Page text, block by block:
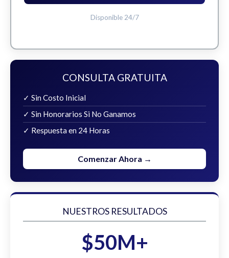
Disponible 24/7
CONSULTA GRATUITA
✓ Sin Costo Inicial
✓ Sin Honorarios Si No Ganamos
✓ Respuesta en 24 Horas
Comenzar Ahora →
NUESTROS RESULTADOS
$50M+